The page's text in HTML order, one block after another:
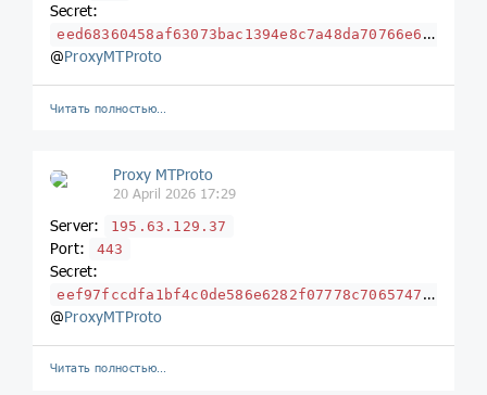
Secret:
eed68360458af63073bac1394e8c7a48da70766e657875732e78797a
@ProxyMTProto
Читать полностью…
Proxy MTProto
20 April 2026 17:29
Server: 195.63.129.37
Port: 443
Secret:
eef97fccdfa1bf4c0de586e6282f07778c706574726f766963682e7275
@ProxyMTProto
Читать полностью…